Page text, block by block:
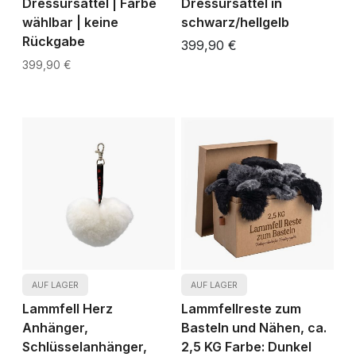
Dressursättel | Farbe
wählbar | keine
Rückgabe
399,90 €
Dressursättel in
schwarz/hellgelb
399,90 €
AUF LAGER
Lammfell Herz
Anhänger,
Schlüsselanhänger,
AUF LAGER
Lammfellreste zum
Basteln und Nähen, ca.
2,5 KG Farbe: Dunkel